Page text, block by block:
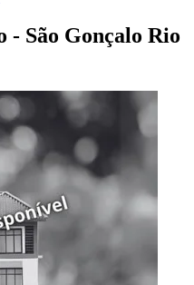
- São Gonçalo Rio